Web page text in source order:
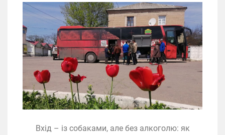
Вхід – із собаками, але без алкоголю: як